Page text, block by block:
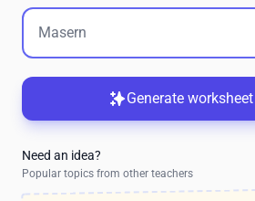
Generate
Need an idea?
Popular topics from other teachers